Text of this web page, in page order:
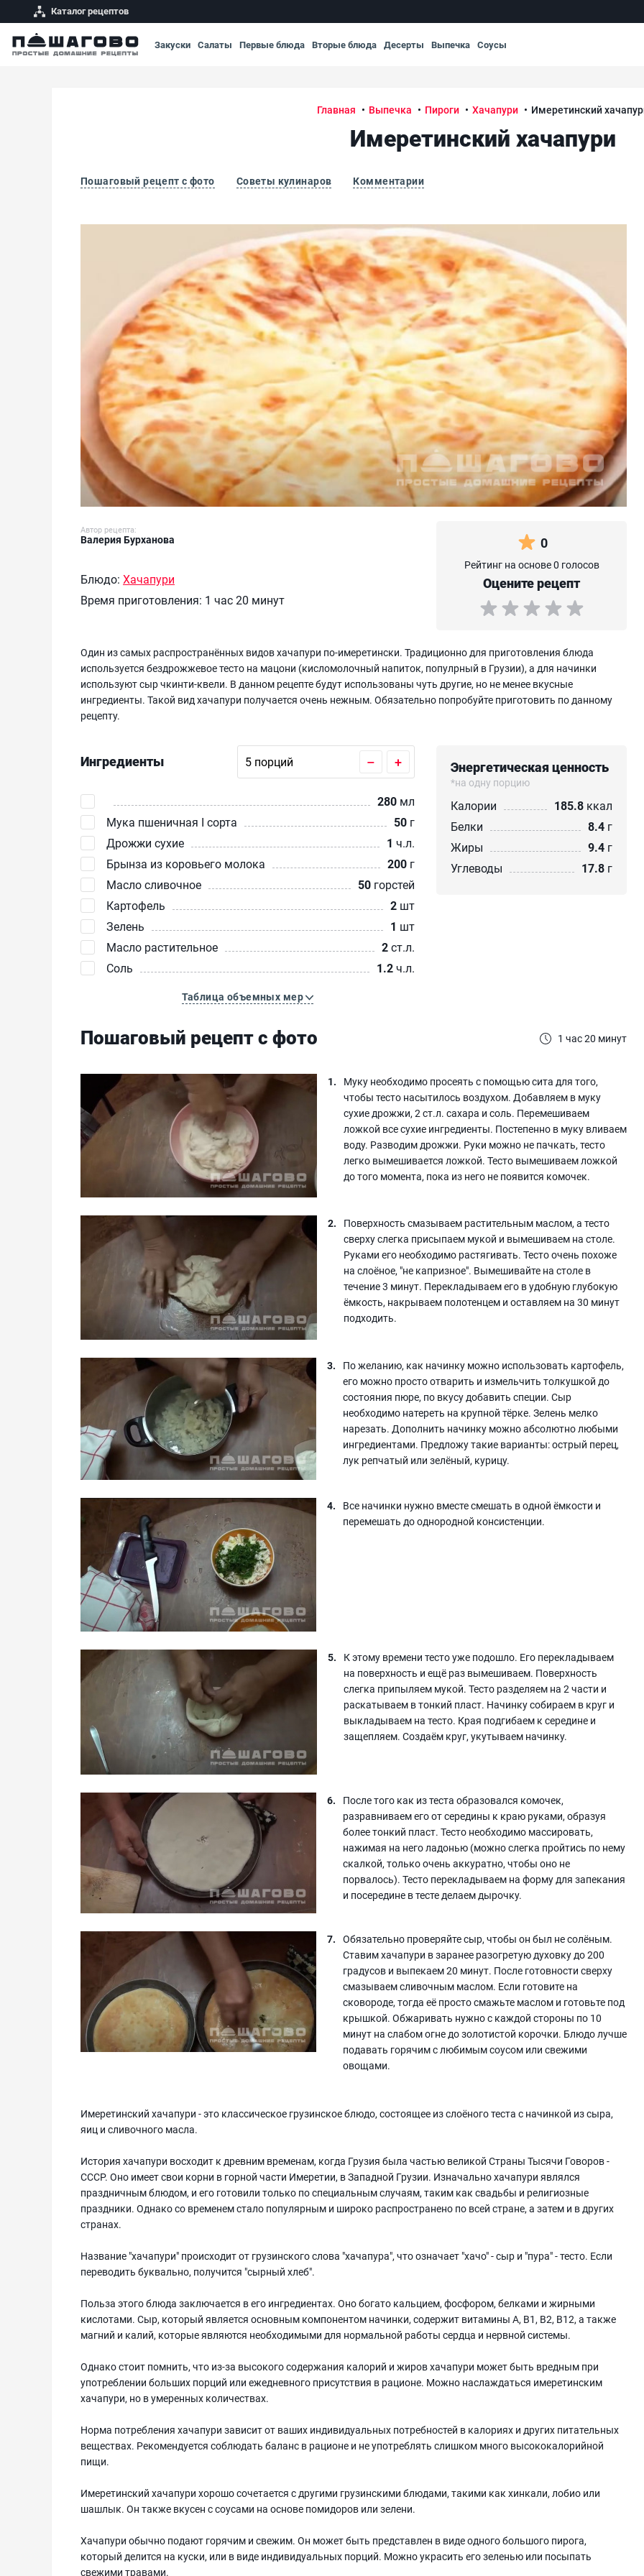
Каталог рецептов
Закуски Салаты Первые блюда Вторые блюда Десерты Выпечка Соусы
Главная Выпечка Пироги Хачапури Имеретинский
Имеретинский хачапури
Пошаговый рецепт с фото Советы кулинаров Комментарии
Автор рецепта:
Валерия Бурханова
Блюдо: Хачапури
Время приготовления: 1 час 20 минут
0
Рейтинг на основе 0 голосов
Оцените рецепт
Один из самых распространённых видов хачапури по-имеретински. Традиционно для приготовления блюда
используется бездрожжевое тесто на мацони (кисломолочный напиток, популрный в Грузии), а для начинки
используют сыр чкинти-квели. В данном рецепте будут использованы чуть другие, но не менее вкусные
ингредиенты. Такой вид хачапури получается очень нежным. Обязательно попробуйте приготовить по данному
рецепту.
Ингредиенты – +
280 мл
Мука пшеничная I сорта
50 г
Дрожжи сухие
1 ч.л.
Брынза из коровьего молока
200 г
Масло сливочное
50 горстей
Картофель
2 шт
Зелень
1 шт
Масло растительное
2ст.л.
Соль
1.2ч.л.
Таблица объемных мер
Энергетическая ценность
*на одну порцию
Калории 185.8 ккал
Белки
8.4 г
Жиры
9.4 г
Углеводы
17.8 г
Пошаговый рецепт с фото 1 час 20 минут
Муку необходимо просеять с помощью сита для того,
чтобы тесто насытилось воздухом. Добавляем в муку
сухие дрожжи, 2 ст.л. сахара и соль. Перемешиваем
ложкой все сухие ингредиенты. Постепенно в муку вливаем
воду. Разводим дрожжи. Руки можно не пачкать, тесто
легко вымешивается ложкой. Тесто вымешиваем ложкой
до того момента, пока из него не появится комочек.
Поверхность смазываем растительным маслом, а тесто
сверху слегка присыпаем мукой и вымешиваем на столе.
Руками его необходимо растягивать. Тесто очень похоже
на слоёное, "не капризное". Вымешивайте на столе в
течение 3 минут. Перекладываем его в удобную глубокую
ёмкость, накрываем полотенцем и оставляем на 30 минут
подходить.
По желанию, как начинку можно использовать картофель,
его можно просто отварить и измельчить толкушкой до
состояния пюре, по вкусу добавить специи. Сыр
необходимо натереть на крупной тёрке. Зелень мелко
нарезать. Дополнить начинку можно абсолютно любыми
ингредиентами. Предложу такие варианты: острый перец,
лук репчатый или зелёный, курицу.
Все начинки нужно вместе смешать в одной ёмкости и
перемешать до однородной консистенции.
К этому времени тесто уже подошло. Его перекладываем
на поверхность и ещё раз вымешиваем. Поверхность
слегка припыляем мукой. Тесто разделяем на 2 части и
раскатываем в тонкий пласт. Начинку собираем в круг и
выкладываем на тесто. Края подгибаем к середине и
защепляем. Создаём круг, укутываем начинку.
После того как из теста образовался комочек,
разравниваем его от середины к краю руками, образуя
более тонкий пласт. Тесто необходимо массировать,
нажимая на него ладонью (можно слегка пройтись по нему
скалкой, только очень аккуратно, чтобы оно не
порвалось). Тесто перекладываем на форму для запекания
и посередине в тесте делаем дырочку.
Обязательно проверяйте сыр, чтобы он был не солёным.
Ставим хачапури в заранее разогретую духовку до 200
градусов и выпекаем 20 минут. После готовности сверху
смазываем сливочным маслом. Если готовите на
сковороде, тогда её просто смажьте маслом и готовьте под
крышкой. Обжаривать нужно с каждой стороны по 10
минут на слабом огне до золотистой корочки. Блюдо лучше
подавать горячим с любимым соусом или свежими
овощами.
Имеретинский хачапури - это классическое грузинское блюдо, состоящее из слоёного теста с начинкой из сыра,
яиц и сливочного масла.
История хачапури восходит к древним временам, когда Грузия была частью великой Страны Тысячи Говоров -
СССР. Оно имеет свои корни в горной части Имеретии, в Западной Грузии. Изначально хачапури являлся
праздничным блюдом, и его готовили только по специальным случаям, таким как свадьбы и религиозные
праздники. Однако со временем стало популярным и широко распространено по всей стране, а затем и в других
странах.
Название "хачапури" происходит от грузинского слова "хачапура", что означает "хачо" - сыр и "пура" - тесто. Если
переводить буквально, получится "сырный хлеб".
Польза этого блюда заключается в его ингредиентах. Оно богато кальцием, фосфором, белками и жирными
кислотами. Сыр, который является основным компонентом начинки, содержит витамины А, В1, В2, В12, а также
магний и калий, которые являются необходимыми для нормальной работы сердца и нервной системы.
Однако стоит помнить, что из-за высокого содержания калорий и жиров хачапури может быть вредным при
употреблении больших порций или ежедневного присутствия в рационе. Можно наслаждаться имеретинским
хачапури, но в умеренных количествах.
Норма потребления хачапури зависит от ваших индивидуальных потребностей в калориях и других питательных
веществах. Рекомендуется соблюдать баланс в рационе и не употреблять слишком много высококалорийной
пищи.
Имеретинский хачапури хорошо сочетается с другими грузинскими блюдами, такими как хинкали, лобио или
шашлык. Он также вкусен с соусами на основе помидоров или зелени.
Хачапури обычно подают горячим и свежим. Он может быть представлен в виде одного большого пирога,
который делится на куски, или в виде индивидуальных порций. Можно украсить его зеленью или посыпать
свежими травами.